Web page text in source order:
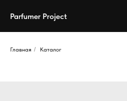
Parfumer Project
Главная / Каталог